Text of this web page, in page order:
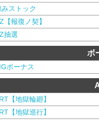
みストック
【報復ノ契】
抽選
ボ
ボーナス
【地獄輪廻】
【地獄巡行】